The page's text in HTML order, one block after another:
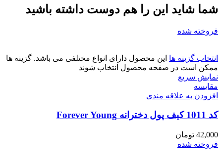
شما شاید این را هم دوست داشته باشید
فروخته شده
انتخاب گزینه ها این محصول دارای انواع مختلفی می باشد. گزینه ها
ممکن است در صفحه محصول انتخاب شوند
نمایش سریع
مقايسه
افزودن به علاقه مندی
کد 1011 کیف پول دخترانه Forever Young
42,000 تومان
فروخته شده